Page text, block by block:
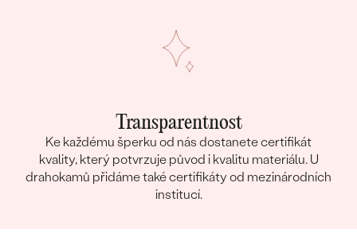
Transparentnost
Ke každému šperku od nás dostanete certifikát
kvality, který potvrzuje původ i kvalitu materiálu. U
drahokamů přidáme také certifikáty od mezinárodních
institucí.